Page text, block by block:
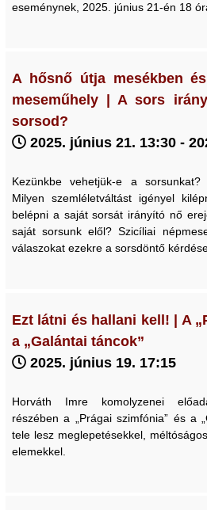
eseménynek, 2025. június 21-én 18
A hősnő útja mesékben
meseműhely | A sors
sorsod?
2025. június 21. 13:30 -
Kezünkbe vehetjük-e a
Milyen szemléletváltást igényel
belépni a saját sorsát irányító nő
saját sorsunk elől? Szicíliai
válaszokat ezekre a sorsdöntő
Ezt látni és hallani kell! | A
a „Galántai táncok”
2025. június 19. 17:15
Horváth Imre komolyzenei
részében a „Prágai szimfónia” és a
tele lesz meglepetésekkel,
elemekkel.